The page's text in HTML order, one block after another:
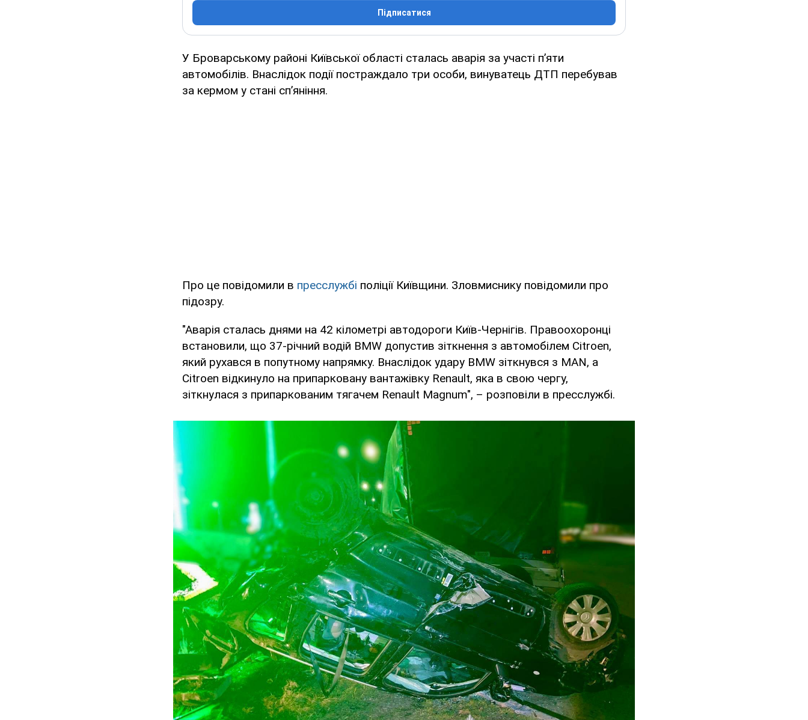
Підписатися
У Броварському районі Київської області сталась аварія за участі п’яти
автомобілів. Внаслідок події постраждало три особи, винуватець ДТП перебував
за кермом у стані сп’яніння.
Про це повідомили в пресслужбі поліції Київщини. Зловмиснику повідомили про
підозру.
"Аварія сталась днями на 42 кілометрі автодороги Київ-Чернігів. Правоохоронці
встановили, що 37-річний водій BMW допустив зіткнення з автомобілем Citroen,
який рухався в попутному напрямку. Внаслідок удару BMW зіткнувся з MAN, а
Citroen відкинуло на припарковану вантажівку Renault, яка в свою чергу,
зіткнулася з припаркованим тягачем Renault Magnum", – розповіли в пресслужбі.